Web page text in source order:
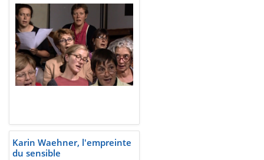
Karin Waehner, l'empreinte
du sensible